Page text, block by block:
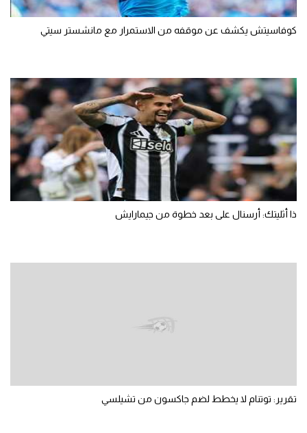
كوفاسيتش يكشف عن موقفه من الاستمرار مع مانشستر سيتي
ذا أثليتك: أرسنال على بعد خطوة من جيمارايش
تقرير: توتنام لا يخطط لضم جاكسون من تشيلسي